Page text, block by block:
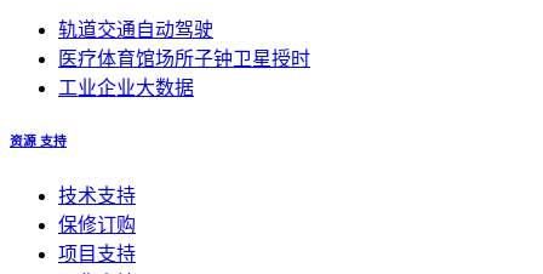
轨道交通自动驾驶
医疗体育馆场所子钟卫星授时
工业企业大数据
资源 支持
技术支持
保修订购
项目支持